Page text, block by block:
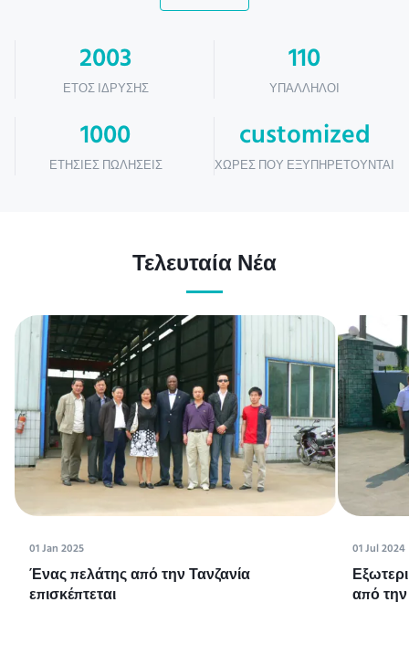
2003
ΈΤΟΣ ΊΔΡΥΣΗΣ
110
ΥΠΆΛΛΗΛΟΙ
1000
ΕΤΉΣΙΕΣ ΠΩΛΉΣΕΙΣ
customized
ΧΏΡΕΣ ΠΟΥ ΕΞΥΠΗΡΕΤΟΎΝΤΑΙ
Τελευταία Νέα
01 Jan 2025
Ένας πελάτης από την Τανζανία
επισκέπτεται
01 Jul 2024
από